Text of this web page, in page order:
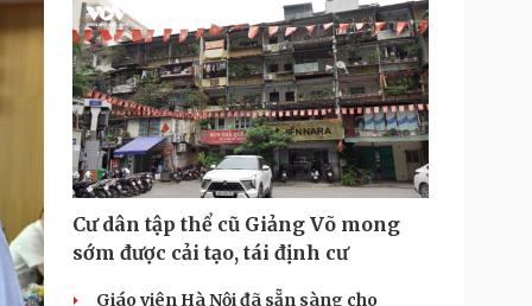
Cư dân tập thể cũ Giảng Võ mong
sớm được cải tạo, tái định cư
Giáo viên Hà Nội đã sẵn sàng cho